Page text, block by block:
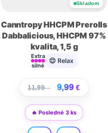
Skladom
Canntropy HHCPM Prerolls
Dabbalicious, HHCPM 97%
kvalita, 1,5 g
Extra
silné
😌 Relax
11,99€ 9,99€
🔥 Posledné 3 ks